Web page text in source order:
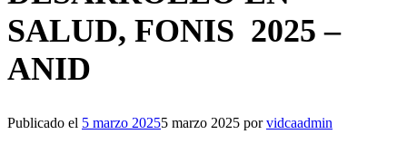
SALUD, FONIS 2025 –
ANID
Publicado el 5 marzo 20255 marzo 2025 porvidcaadmin